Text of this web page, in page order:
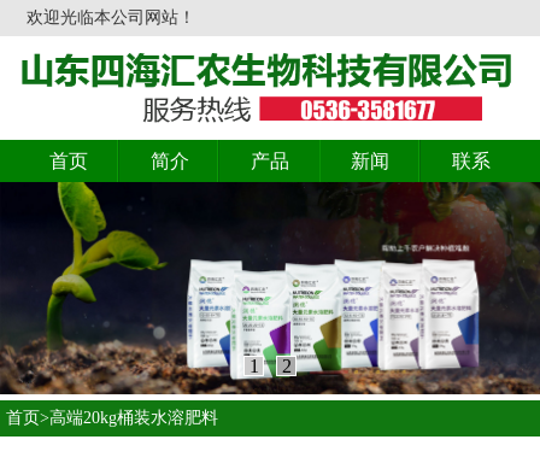
欢迎光临本公司网站！
首页 简介 产品 新闻 联系
1 2
首页>高端20kg桶装水溶肥料